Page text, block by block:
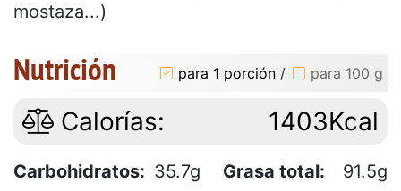
mostaza...)
Nutrición para 1 porción / para 100 g
Calorías: 1403Kcal
Carbohidratos: 35.7g Grasa total:
91.5g